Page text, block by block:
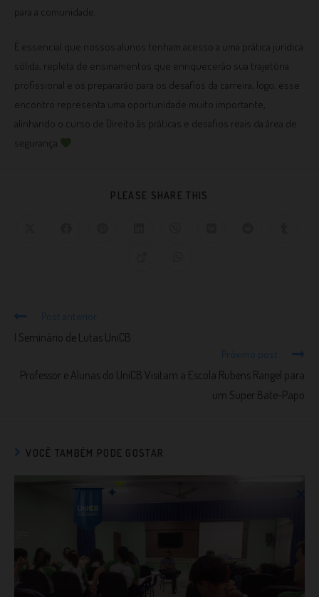
para a comunidade.
É essencial que nossos alunos tenham acesso a uma prática jurídica
sólida, repleta de ensinamentos que enriquecerão sua trajetória
profissional e os prepararão para os desafios da carreira, logo, esse
encontro representa uma oportunidade muito importante,
alinhando o curso de Direito às práticas e desafios reais da área de
segurança.
PLEASE SHARE THIS
Post anterior
I Seminário de Lutas UniCB
Próximo post
Professor e Alunas do UniCB Visitam a Escola Rubens Rangel para
um Super Bate-Papo
VOCÊ TAMBÉM PODE GOSTAR